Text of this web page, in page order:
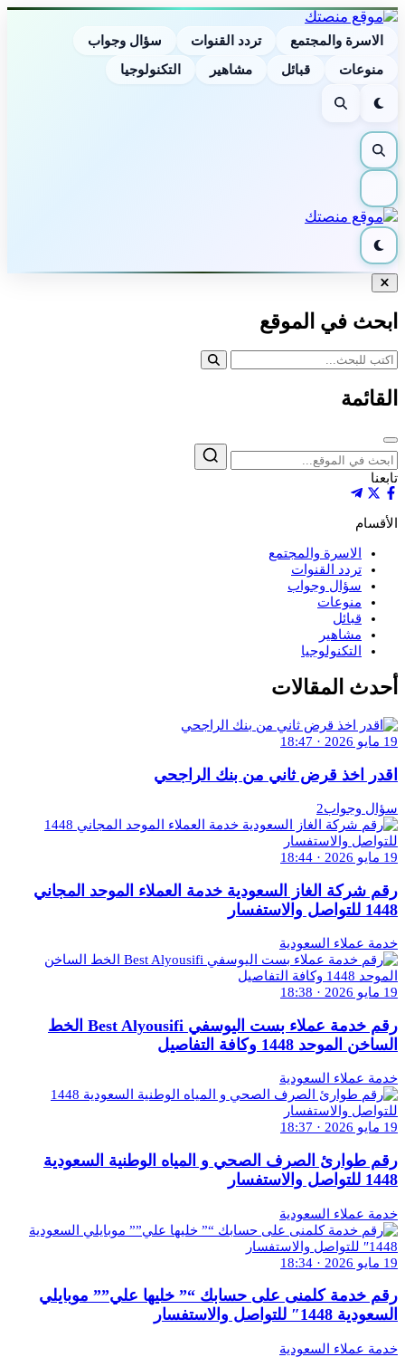
الاسرة والمجتمع تردد القنوات
سؤال وجواب
منوعات
قبائل مشاهير التكنولوجيا
الوضع
بحث
بحث
القائمة
الوضع
الليلي
إغلاق
ابحث في الموقع
القائمة
إغلاق
بحث
تابعنا
الأقسام
الاسرة والمجتمع
تردد القنوات
سؤال وجواب
منوعات
قبائل
مشاهير
التكنولوجيا
أحدث المقالات
19 مايو 2026 · 18:47
اقدر اخذ قرض ثاني من بنك الراجحي
سؤال وجواب2
19 مايو 2026 · 18:44
رقم شركة الغاز السعودية خدمة العملاء الموحد المجاني
1448 للتواصل والاستفسار
خدمة عملاء السعودية
19 مايو 2026 · 18:38
رقم خدمة عملاء بست اليوسفي Best Alyousifi الخط
الساخن الموحد 1448 وكافة التفاصيل
خدمة عملاء السعودية
19 مايو 2026 · 18:37
رقم طوارئ الصرف الصحي و المياه الوطنية السعودية
1448 للتواصل والاستفسار
خدمة عملاء السعودية
19 مايو 2026 · 18:34
رقم خدمة كلمنى على حسابك “” خليها علي”” موبايلي
السعودية 1448″ للتواصل والاستفسار
خدمة عملاء السعودية